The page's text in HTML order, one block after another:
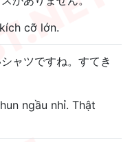
cỡ lớn.
ャツですね。すてき
ngầu nhỉ. Thật